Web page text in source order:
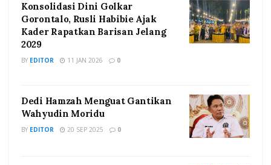
Konsolidasi Dini Golkar
Gorontalo, Rusli Habibie Ajak
Kader Rapatkan Barisan Jelang
2029
BY EDITOR 11 JAN 2026 0
Dedi Hamzah Menguat Gantikan
Wahyudin Moridu
BY EDITOR 20 SEP 2025 0